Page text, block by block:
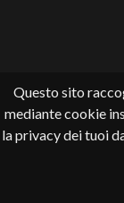
Questo sito
mediante cookie
la privacy dei tuoi
Via Pioda 4
tel +41 (0)
un altro